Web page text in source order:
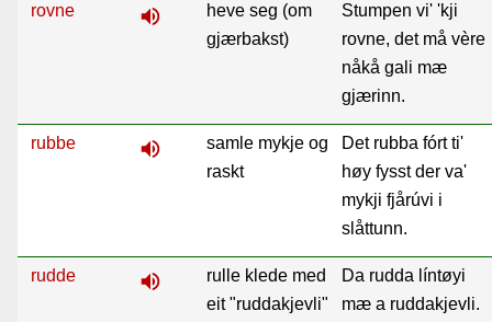
rovne volume_up
heve seg (om
gjærbakst)
Stumpen vi' 'kji
rovne, det må vère
nåkå gali mæ
gjærinn.
rubbe volume_up
samle mykje og
raskt
Det rubba fórt ti'
høy fysst der va'
mykji fjårúvi i
slåttunn.
rudde volume_up
rulle klede med
eit "ruddakjevli"
Da rudda líntøyi
mæ a ruddakjevli.